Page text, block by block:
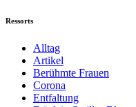
Ressorts
Alltag
Artikel
Berühmte Frauen
Corona
Entfaltung